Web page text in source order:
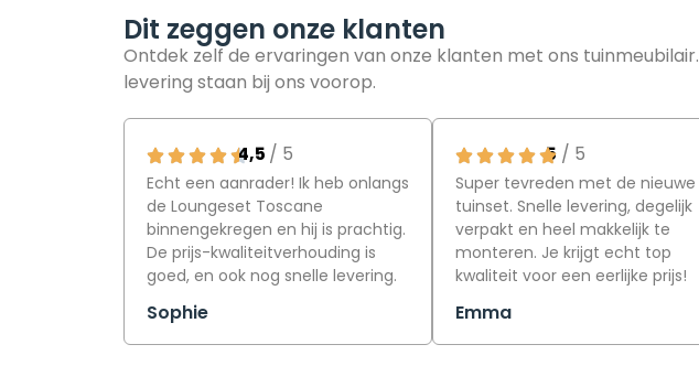
Dit zeggen onze klanten​
Ontdek zelf de ervaringen van onze klanten met ons tuinmeubilair.
levering staan ​​bij ons voorop.
4,5 / 5
Echt een aanrader! Ik heb onlangs
de Loungeset Toscane
binnengekregen en hij is prachtig.
De prijs-kwaliteitverhouding is
goed, en ook nog snelle levering.
Sophie
5 / 5
Super tevreden met de nieuwe
tuinset. Snelle levering, degelijk
verpakt en heel makkelijk te
monteren. Je krijgt echt top
kwaliteit voor een eerlijke prijs!
Emma